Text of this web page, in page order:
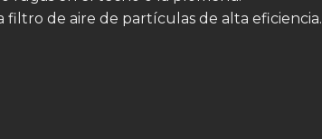
de aire de partículas de alta eficiencia.